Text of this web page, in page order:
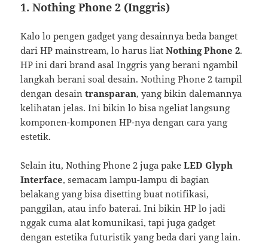
1. Nothing Phone 2 (Inggris)
Kalo lo pengen gadget yang desainnya beda banget
dari HP mainstream, lo harus liatNothing Phone 2.
HP ini dari brand asal Inggris yang berani ngambil
langkah berani soal desain. Nothing Phone 2 tampil
dengan desaintransparan, yang bikin dalemannya
kelihatan jelas. Ini bikin lo bisa ngeliat langsung
komponen-komponen HP-nya dengan cara yang
estetik.
Selain itu, Nothing Phone 2 juga pakeLED Glyph
Interface, semacam lampu-lampu di bagian
belakang yang bisa disetting buat notifikasi,
panggilan, atau info baterai. Ini bikin HP lo jadi
nggak cuma alat komunikasi, tapi juga gadget
dengan estetika futuristik yang beda dari yang lain.